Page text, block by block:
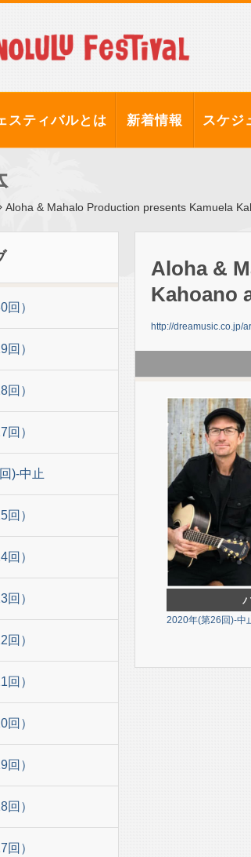
スティバルとは 新着情報 スケジ
Aloha & Mahalo Production presents Kamuela
回）
回）
回）
回）
)-中止
回）
回）
回）
回）
回）
回）
回）
回）
回）
Aloha &
Kahoano
http://dreamusic.co.jp/
2020年(第26回)-中